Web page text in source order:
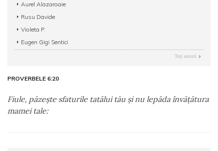
Aurel Alazaroaie
Rusu Davide
Violeta P.
Eugen Gigi Sentici
Toţi autorii
PROVERBELE 6:20
Fiule, păzeşte sfaturile tatălui tău şi nu lepăda învăţătura
mamei tale: